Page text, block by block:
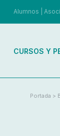
Alumnos
CURSOS Y
Portada >